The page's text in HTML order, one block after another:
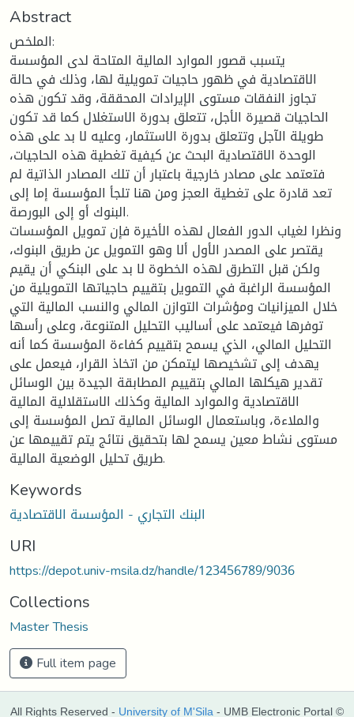
Abstract
الملخص:
يتسبب قصور الموارد المالية المتاحة لدى المؤسسة
الاقتصادية في ظهور حاجيات تمويلية لها، وذلك في حالة
تجاوز النفقات مستوى الإيرادات المحققة، وقد تكون هذه
الحاجيات قصيرة الأجل، تتعلق بدورة الاستغلال كما قد تكون
طويلة الآجل وتتعلق بدورة الاستثمار، وعليه لا بد على هذه
الوحدة الاقتصادية البحث عن كيفية تغطية هذه الحاجيات،
فتعتمد على مصادر خارجية باعتبار أن تلك المصادر الذاتية لم
تعد قادرة على تغطية العجز ومن هنا تلجأ المؤسسة إما إلى
البنوك أو إلى البورصة.
ونظرا لغياب الدور الفعال لهذه الأخيرة فإن تمويل المؤسسات
يقتصر على المصدر الأول ألا وهو التمويل عن طريق البنوك،
ولكن قبل التطرق لهذه الخطوة لا بد على البنكي أن يقيم
المؤسسة الراغبة في التمويل بتقييم حاجياتها التمويلية من
خلال الميزانيات ومؤشرات التوازن المالي والنسب المالية التي
توفرها فيعتمد على أساليب التحليل المتنوعة، وعلى رأسها
التحليل المالي، الذي يسمح بتقييم كفاءة المؤسسة كما أنه
يهدف إلى تشخيصها ليتمكن من اتخاذ القرار، فيعمل على
تقدير هيكلها المالي بتقييم المطابقة الجيدة بين الوسائل
الاقتصادية والموارد المالية وكذلك الاستقلالية المالية
والملاءة، وباستعمال الوسائل المالية تصل المؤسسة إلى
مستوى نشاط معين يسمح لها بتحقيق نتائج يتم تقييمها عن
طريق تحليل الوضعية المالية.
Keywords
البنك التجاري - المؤسسة الاقتصادية
URI
https://depot.univ-msila.dz/handle/123456789/9036
Collections
Master Thesis
Full item page
All Rights Reserved - University of M'Sila - UMB Electronic Portal ©